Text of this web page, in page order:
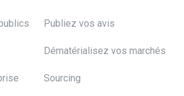
Publiez vos avis
Dématérialisez vos marchés
Sourcing